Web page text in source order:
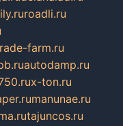
roadli.ru
farm.ru
autodamp.ru
x-ton.ru
manunae.ru
tajuncos.ru